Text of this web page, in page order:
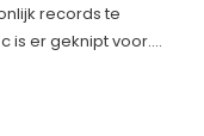
records te
is er geknipt voor....